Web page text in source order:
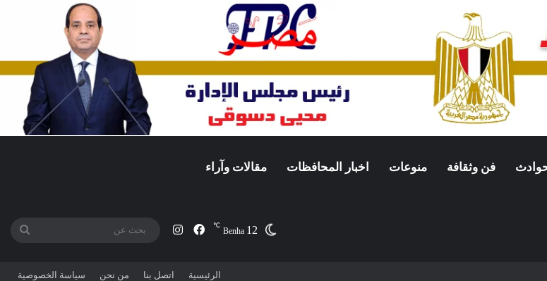
فن وثقافة منوعات اخبار المحافظات مقالات وآراء
Benha 12
℃ فيسبوكانستقرام
الرئيسية اتصل بنا من نحن سياسة الخصوصية